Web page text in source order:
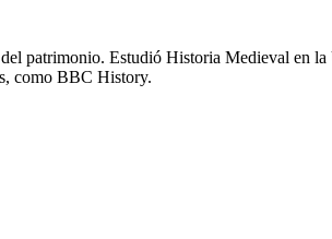
patrimonio. Estudió Historia Medieval
como BBC History.